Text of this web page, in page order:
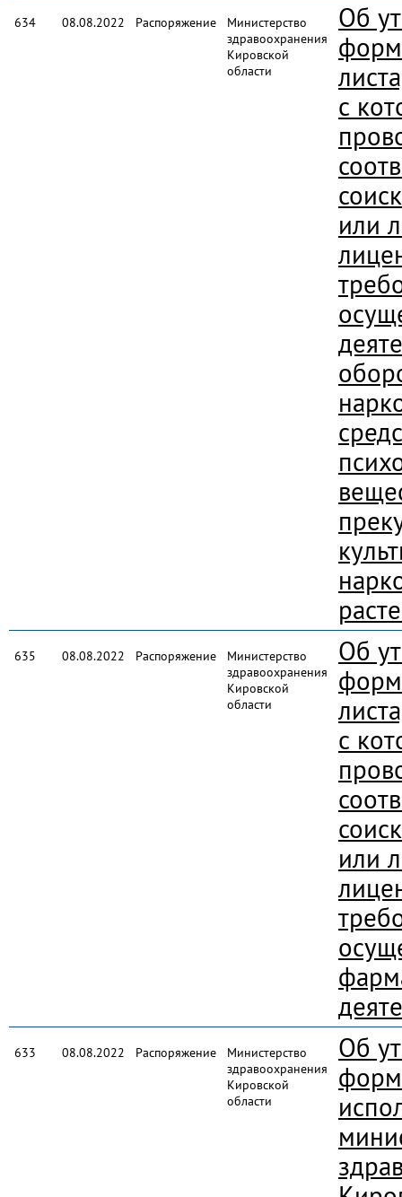
634 08.08.2022 Распоряжение
Министерство
здравоохранения
Кировской
области
Об
с
или
635 08.08.2022 Распоряжение
Министерство
здравоохранения
Кировской
области
Об
с
или
633 08.08.2022 Распоряжение
Министерство
здравоохранения
Кировской
области
Об